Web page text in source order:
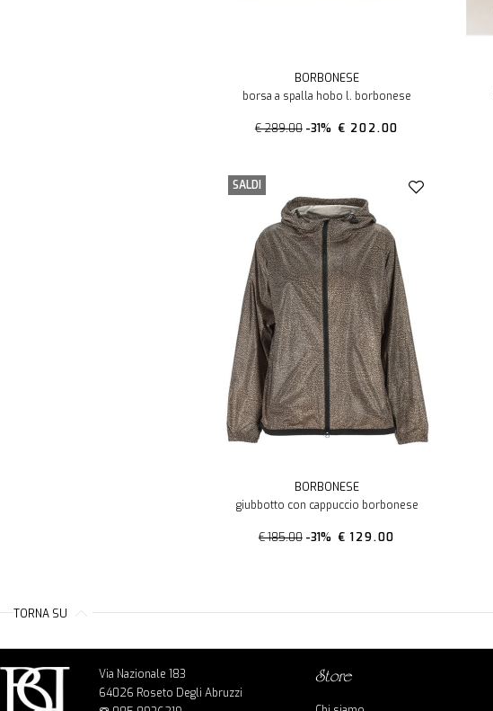
BORBONESE
borsa a spalla hobo l. borbonese
€ 289.00 -31% € 202.00
SALDI
BORBONESE
giubbotto con cappuccio borbonese
€ 185.00 -31% € 129.00
TORNA SU
Via Nazionale 183
64026 Roseto Degli Abruzzi
store